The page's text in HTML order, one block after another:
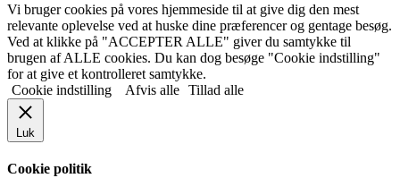
Vi bruger cookies på vores hjemmeside til at give dig den mest
relevante oplevelse ved at huske dine præferencer og gentage besøg.
Ved at klikke på "ACCEPTER ALLE" giver du samtykke til
brugen af ALLE cookies. Du kan dog besøge "Cookie indstilling"
for at give et kontrolleret samtykke.
Cookie indstilling
Afvis alle Tillad alle
Luk
Cookie politik